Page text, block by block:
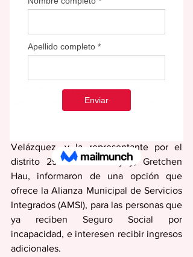
RedacciónEDITORIALSEMANA
redaccion@periodicolasemana.net
Velázquez, y la representante por el
distrito 29 de Cidra-Cayey, Gretchen
Hau, informaron de una opción que
ofrece la Alianza Municipal de Servicios
Integrados (AMSI), para las personas que
ya reciben Seguro Social por
incapacidad, e interesen recibir ingresos
adicionales.